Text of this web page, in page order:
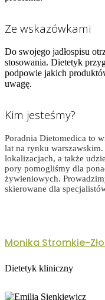
Ze wskazówkami
Do swojego jadłospisu
stosowania. Dietetyk
podpowie jakich
uwagę.
Kim jesteśmy?
Poradnia Dietomedica to
lat na rynku
lokalizacjach, a także
pory pomogliśmy dla
żywieniowych.
skierowane dla
Monika Stromkie-
Dietetyk kliniczny